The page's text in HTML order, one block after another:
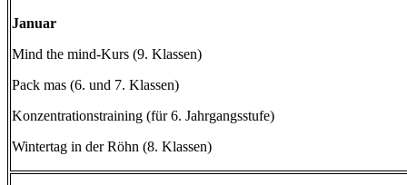
Januar
Mind the mind-Kurs (9. Klassen)
Pack mas (6. und 7. Klassen)
Konzentrationstraining (für 6. Jahrgangsstufe)
Wintertag in der Röhn (8. Klassen)